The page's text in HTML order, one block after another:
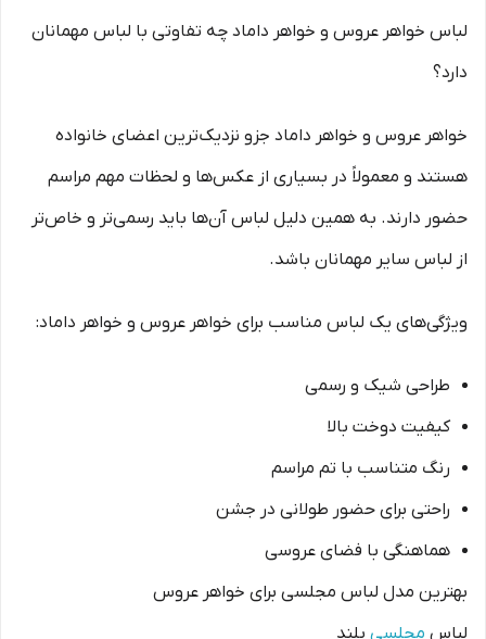
لباس خواهر عروس و خواهر داماد چه تفاوتی با لباس مهمانان
دارد؟
خواهر عروس و خواهر داماد جزو نزدیک‌ترین اعضای خانواده
هستند و معمولاً در بسیاری از عکس‌ها و لحظات مهم مراسم
حضور دارند. به همین دلیل لباس آن‌ها باید رسمی‌تر و خاص‌تر
از لباس سایر مهمانان باشد.
ویژگی‌های یک لباس مناسب برای خواهر عروس و خواهر داماد:
طراحی شیک و رسمی
کیفیت دوخت بالا
رنگ متناسب با تم مراسم
راحتی برای حضور طولانی در جشن
هماهنگی با فضای عروسی
بهترین مدل لباس مجلسی برای خواهر عروس
لباس مجلسی بلند